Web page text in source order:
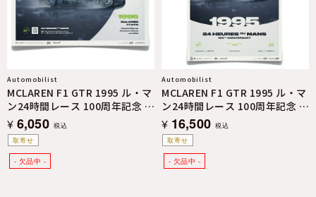
取寄せ
Automobilist
MCLAREN F1 GTR 1995 ル・マ
ン24時間レース 100周年記念 ク
ラシック エディション ポスタ
ー
¥ 6,050 税込
取寄せ
Automobilist
MCLAREN F1 GTR 1995 ル・マ
ン24時間レース 100周年記念 リ
ミテッド エディション ポスタ
ー
¥ 16,500 税込